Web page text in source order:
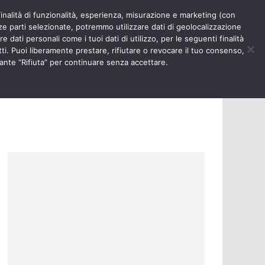
NURSE TIMES
di funzionalità, esperienza, misurazione e marketing (con
parti selezionate, potremmo utilizzare dati di geolocalizzazione
dati personali come i tuoi dati di utilizzo, per le seguenti finalità
Puoi liberamente prestare, rifiutare o revocare il tuo consenso,
“Rifiuta” per continuare senza accettare.